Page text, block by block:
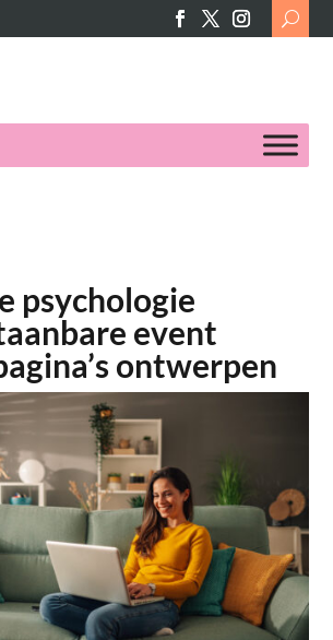
Search
for:
psychologie
event
ontwerpen